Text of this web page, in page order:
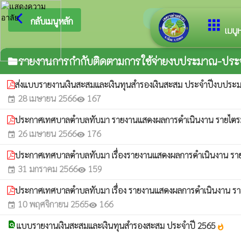
apps เม
arrow_back_ios กลับเมนูหลัก ยินดีต้อนรั
folderรายงานการกำกับติดตามการใช้จ่ายงบประมาณ-ปร
ส่งแบบรายงานเงินสะสมและเงินทุนสำรองเงินสะสม ประจำปีงบปร
event 28 เมษายน 2566visibility 167
ประกาศเทศบาลตำบลทับมา รายงานแสดงผลการดำเนินงาน รายไ
event 26 เมษายน 2566visibility 176
ประกาศเทศบาลตำบลทับมา เรื่องรายงานแสดงผลการดำเนินงาน ร
event 31 มกราคม 2566visibility 159
ประกาศเทศบาลตำบลทับมา เรื่อง รายงานแสดงผลการดำเนินงาน ร
event 10 พฤศจิกายน 2565visibility 166
find_in_page แบบรายงานเงินสะสมและเงินทุนสำรองสะสม ประจำปี 2565 whatshot